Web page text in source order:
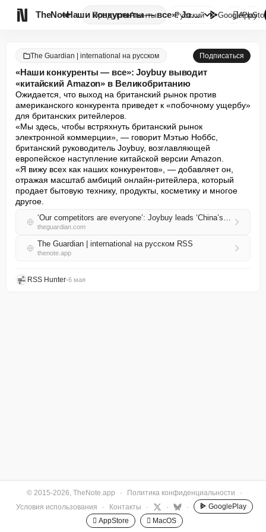
TheNote ПродуктыАгенты «Наши конкуренты — все»: Joybu...
Русский GooglePlay

The Guardian | international на русском Подписаться
«Наши конкуренты — все»: Joybuy выводит
«китайский Amazon» в Великобританию
Ожидается, что выход на британский рынок против
американского конкурента приведет к «побочному ущербу»
для британских ритейлеров.
«Мы здесь, чтобы встряхнуть британский рынок
электронной коммерции», — говорит Мэтью Ноббс,
британский руководитель Joybuy, возглавляющей
европейское наступление китайской версии Amazon.
«Я вижу всех как наших конкурентов», — добавляет он,
отражая масштаб амбиций онлайн-ритейлера, который
продает бытовую технику, продукты, косметику и многое
другое.
‘Our competitors are everyone’: Joybuy leads ‘China’s Amazon’ into the UK
theguardian.com
The Guardian | international на русском RSS
thenote.app
RSS Hunter•6 мая
© 2015-2026, TheNote.app · Политика конфиденциальности
·
Условия использования
· Контакты · · ·
GooglePlay
 AppStore
 MacOS